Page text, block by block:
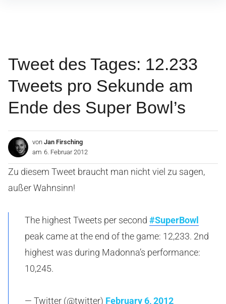
Tweet des Tages: 12.233
Tweets pro Sekunde am
Ende des Super Bowl’s
von Jan Firsching
am 6. Februar 2012
Zu diesem Tweet braucht man nicht viel zu sagen,
außer Wahnsinn!
The highest Tweets per second #SuperBowl
peak came at the end of the game: 12,233. 2nd
highest was during Madonna’s performance:
10,245.
— Twitter (@twitter) February 6, 2012